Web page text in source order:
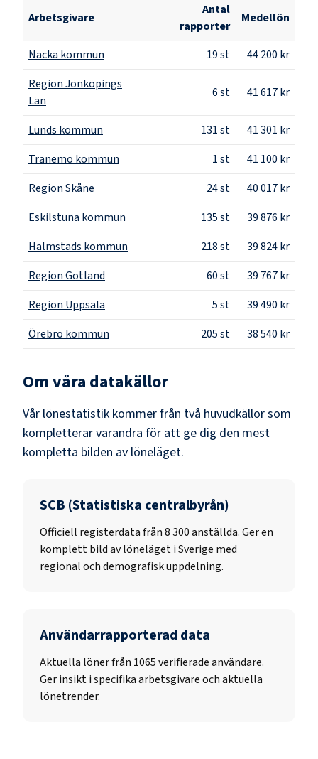
Arbetsgivare
Antal
rapporter
Medellön
Nacka kommun 19st
44 200 kr
Region Jönköpings
Län
6st 41 617 kr
Lunds kommun 131st
41 301 kr
Tranemo kommun
1st
41 100 kr
Region Skåne
24st
40 017 kr
Eskilstuna kommun
135st
39 876 kr
Halmstads kommun
218st
39 824 kr
Region Gotland
60st
39 767 kr
Region Uppsala
5st
39 490 kr
Örebro kommun
205st 38 540 kr
Om våra datakällor
Vår lönestatistik kommer från två huvudkällor som
kompletterar varandra för att ge dig den mest
kompletta bilden av löneläget.
SCB (Statistiska centralbyrån)
Officiell registerdata från8 300anställda. Ger en
komplett bild av löneläget i Sverige med
regional och demografisk uppdelning.
Användarrapporterad data
Aktuella löner från 1065 verifierade användare.
Ger insikt i specifika arbetsgivare och aktuella
lönetrender.